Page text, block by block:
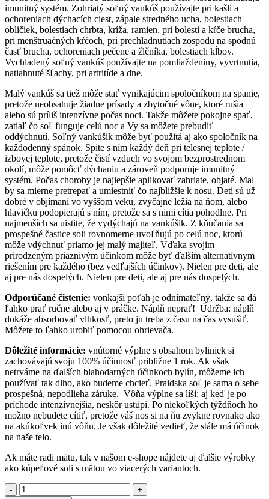
imunitný systém. Zohriatý soľný vankúš používajte pri kašli a
ochoreniach dýchacích ciest, zápale stredného ucha, bolestiach
obličiek, bolestiach chrbta, kríža, ramien, pri bolesti a kŕče brucha,
pri menštruačných kŕčoch, pri prechladnutiach zospodu na spodnú
časť brucha, ochoreniach pečene a žlčníka, bolestiach kĺbov.
Vychladený soľný vankúš používajte na pomliaždeniny, vyvrtnutia,
natiahnuté šľachy, pri artritíde a dne.
Malý vankúš sa tiež môže stať vynikajúcim spoločníkom na spanie,
pretože neobsahuje žiadne prísady a zbytočné vône, ktoré rušia
alebo sú príliš intenzívne počas noci. Takže môžete pokojne spať,
zatiaľ čo soľ funguje celú noc a Vy sa môžete prebudiť
oddýchnutí. Soľný vankúšik môže byť použitá aj ako spoločník na
každodenný spánok. Spite s ním každý deň pri telesnej teplote /
izbovej teplote, pretože čistí vzduch vo svojom bezprostrednom
okolí, môže pomôcť dýchaniu a zároveň podporuje imunitný
systém. Počas choroby je najlepšie aplikovať zahriate, objaté. Mal
by sa mierne pretrepať a umiestniť čo najbližšie k nosu. Deti sú už
dobré v objímaní vo vyššom veku, zvyčajne ležia na ňom, alebo
hlavičku podopierajú s ním, pretože sa s nimi cítia pohodlne. Pri
najmenších sa uistite, že vydýchajú na vankúšik. Z kňučania sa
prospešné častice soli rovnomerne uvoľňujú po celú noc, ktorú
môže vdýchnuť priamo jej malý majiteľ. Vďaka svojim
prirodzeným priaznivým účinkom môže byť ďalším alternatívnym
riešením pre každého (bez vedľajších účinkov). Nielen pre deti, ale
aj pre nás dospelých. Nielen pre deti, ale aj pre nás dospelých.
Odporúčané čistenie: vonkajší poťah je odnímateľný, takže sa dá
ľahko prať ručne alebo aj v práčke. Náplň neprať! Údržba: náplň
dokáže absorbovať vlhkosť, preto ju treba z času na čas vysušiť.
Môžete to ľahko urobiť pomocou ohrievača.
Dôležité informácie: vnútorné výplne s obsahom byliniek si
zachovávajú svoju 100% účinnosť približne 1 rok. Ak však
netrváme na ďalších blahodarných účinkoch bylín, môžeme ich
používať tak dlho, ako budeme chcieť. Praidska soľ je sama o sebe
prospešná, nepodlieha záruke. Vôňa výplne sa líši: aj keď je po
príchode intenzívnejšia, neskôr ustúpi. Po niekoľkých týždňoch ho
možno nebudete cítiť, pretože váš nos si na ňu zvykne rovnako ako
na akúkoľvek inú vôňu. Je však dôležité vedieť, že stále má účinok
na naše telo.
Ak máte radi mätu, tak v našom e-shope nájdete aj ďalšie výrobky
ako kúpeľové soli s mätou vo viacerých variantoch.
množstvo